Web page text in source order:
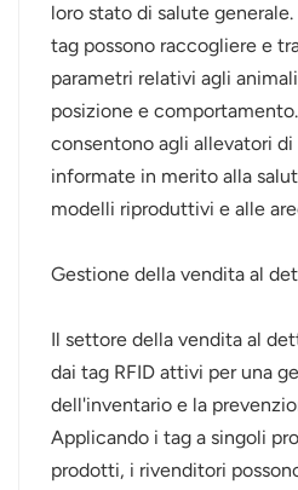
loro stato di salute
tag possono raccogliere e
parametri relativi agli
posizione e
consentono agli allevatori
informate in merito alla
modelli riproduttivi e alle
Gestione della vendita al
Il settore della vendita al
dai tag RFID attivi per una
dell'inventario e la
Applicando i tag a singoli
prodotti, i rivenditori